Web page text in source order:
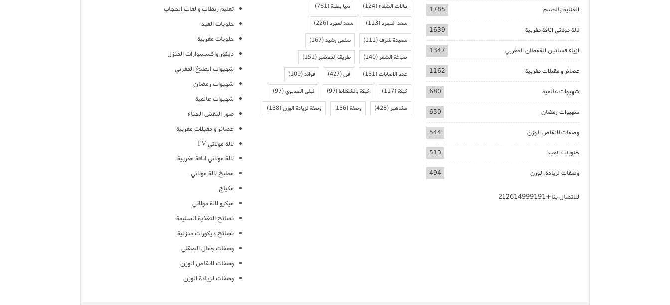
العناية بالجسم 1785
لالة مولاتي اناقة مغربية 1639
ازياء فساتين القفطان المغربي 1347
عصائر و مقبلات مغربية 1162
شهيوات عالمية 680
شهيوات رمضان 650
وصفات لانقاص الوزن 544
حلويات العيد 513
وصفات لزيادة الوزن 494
للاتصال بنا+212614999191
حالات الشفاء(124) دنيا بطمة(761)
سعد المجرد(113) سعد لمجرد(226)
سعيدة شرف(111) سلمى رشيد(167)
صباغة الشعر(140) طريقة التحضير(151)
عدد الاصابات(151) فن(427) فوائد(109)
كيكة(117) كيكة بالشكلاط(97) ليلى الحديوي(97)
مشاهير(428) وصفة(156) وصفة لزيادة الوزن(138)
تعليم ربطات و لفات الحجاب
حلويات العيد
حلويات مغربية
ديكور واكسسوارات المنزل
شهيوات الطبخ المغربي
شهيوات رمضان
شهيوات عالمية
صور النقش الحناء
عصائر و مقبلات مغربية
لالة مولاتي TV
لالة مولاتي اناقة مغربية
مطبخ لالة مولاتي
مكياج
ميكرو لالة مولاتي
نصائح التغذية السليمة
نصائح ديكورات منزلية
وصفات جمال الصقلي
وصفات لانقاص الوزن
وصفات لزيادة الوزن